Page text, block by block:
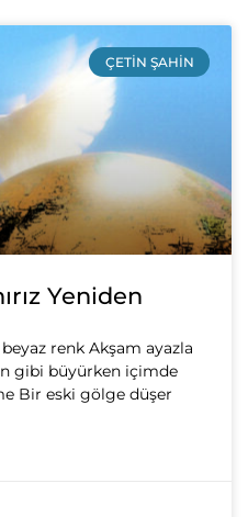
ÇETIN ŞAHIN
Yeniden
renk Akşam ayazla
gibi büyürken içimde
Bir eski gölge düşer